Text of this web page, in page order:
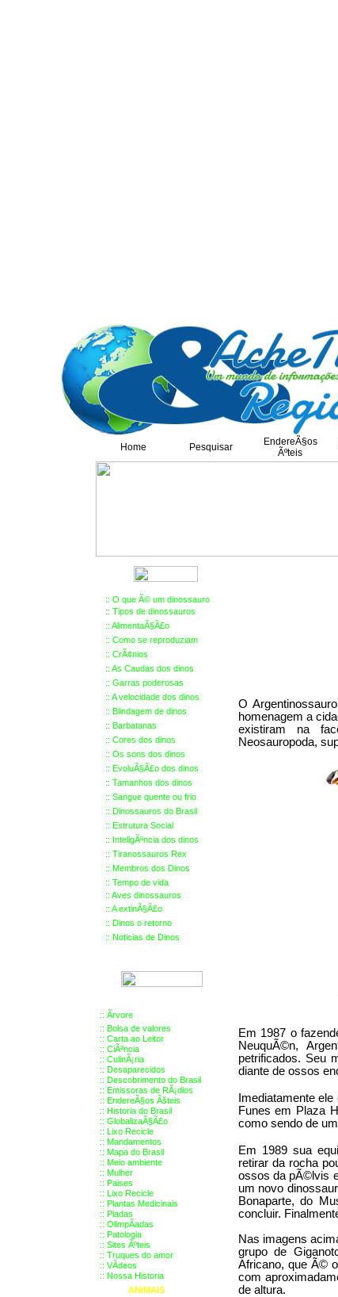
Home Pesquisar
EndereÃ§os
Ãºteis
:: O que Ã© um dinossauro
:: Tipos de dinossauros
:: AlimentaÃ§Ã£o
:: Como se reproduziam
:: CrÃ¢nios
:: As Caudas dos dinos
:: Garras poderosas
:: A velocidade dos dinos
:: Blindagem de dinos
:: Barbatanas
:: Cores dos dinos
:: Os sons dos dinos
:: EvoluÃ§Ã£o dos dinos
:: Tamanhos dos dinos
:: Sangue quente ou frio
:: Dinossauros do Brasil
:: Estrutura Social
:: InteligÃªncia dos dinos
:: Tiranossauros Rex
:: Membros dos Dinos
:: Tempo de vida
:: Aves dinossauros
:: A extinÃ§Ã£o
:: Dinos o retorno
:: Noticias de Dinos
:: Ãrvore
:: Bolsa de valores
:: Carta ao Leitor
:: CiÃªncia
:: CulinÃ¡ria
:: Desaparecidos
:: Descobrimento do Brasil
:: Emissoras de RÃ¡dios
:: EndereÃ§os Ãšteis
:: Historia do Brasil
:: GlobalizaÃ§Ã£o
:: Lixo Recicle
:: Mandamentos
:: Mapa do Brasil
:: Meio ambiente
:: Mulher
:: Paises
:: Lixo Recicle
:: Plantas Medicinais
:: Piadas
:: OlimpÃ­adas
:: Patologia
:: Sites Ãºteis
:: Truques do amor
:: VÃ­deos
:: Nossa Historia
ANIMAIS
O
homenagem a
existiram na
Neosauropoda,
Em 1987 o
NeuquÃ©n,
petrificados. Seu
diante de ossos
Imediatamente
Funes em Plaza
como sendo de
Em 1989 sua
retirar da rocha
ossos da pÃ©lvis
um novo
Bonaparte, do
concluir.
Nas imagens
grupo de
Africano, que Ã©
com
de altura.